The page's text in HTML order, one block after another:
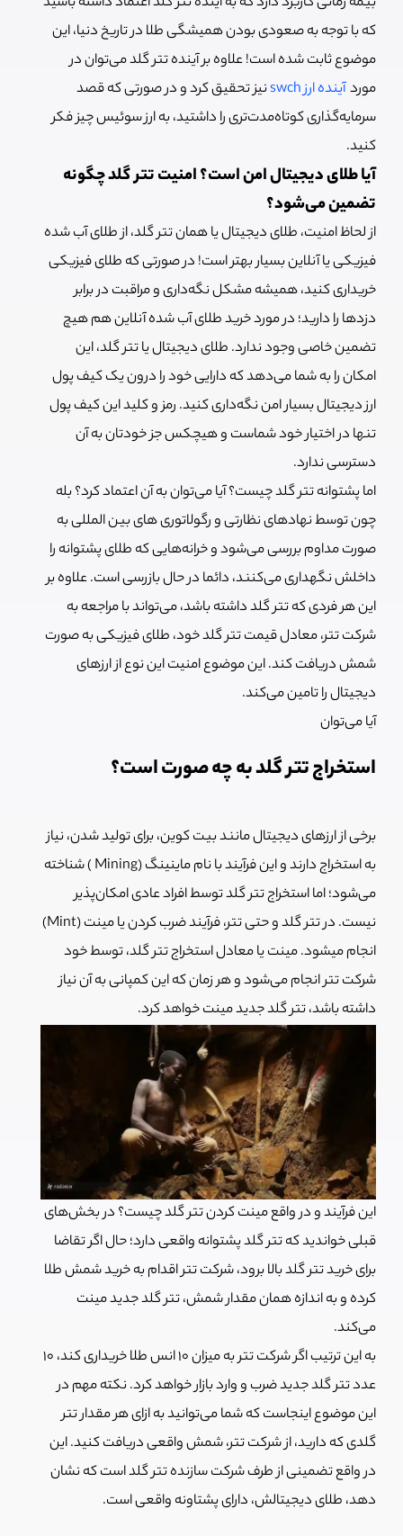
که با توجه به صعودی بودن همیشگی طلا در تاریخ دنیا، این
موضوع ثابت شده است! علاوه بر آینده تتر گلد می‌توان در
موردآینده ارز swch
نیز تحقیق کرد و در صورتی که قصد
سرمایه‌گذاری کوتاه‌مدت‌تری را داشتید، به ارز سوئیس چیز فکر
کنید.
آیا طلای دیجیتال امن است؟ امنیت تتر گلد چگونه
تضمین می‌شود؟
از لحاظ امنیت، طلای دیجیتال یا همان تتر گلد، از طلای آب شده
فیزیکی یا آنلاین بسیار بهتر است! در صورتی که طلای فیزیکی
خریداری کنید، همیشه مشکل نگه‌داری و مراقبت در برابر
دزدها را دارید؛ در مورد خرید طلای آب شده آنلاین هم هیچ
تضمین خاصی وجود ندارد. طلای دیجیتال یا تتر گلد، این
امکان را به شما می‌دهد که دارایی خود را درون یک کیف پول
ارز دیجیتال بسیار امن نگه‌داری کنید. رمز و کلید این کیف پول
تنها در اختیار خود شماست و هیچکس جز خودتان به آن
دسترسی ندارد.
اما پشتوانه تتر گلد چیست؟ آیا می‌توان به آن اعتماد کرد؟ بله
چون توسط نهادهای نظارتی و رگولاتوری های بین المللی به
صورت مداوم بررسی می‌شود و خرانه‌هایی که طلای پشتوانه را
داخلش نگهداری می‌کنند، دائما در حال بازرسی است. علاوه بر
این هر فردی که تتر گلد داشته باشد، می‌تواند با مراجعه به
شرکت تتر، معادل قیمت تتر گلد خود، طلای فیزیکی به صورت
شمش دریافت کند. این موضوع امنیت این نوع از ارزهای
دیجیتال را تامین می‌کند.
آیا می‌توان
استخراج تتر گلد به چه صورت است؟
برخی از ارزهای دیجیتال مانند بیت کوین، برای تولید شدن، نیاز
به استخراج دارند و این فرآیند با نام ماینینگ (Mining ) شناخته
می‌شود؛ اما استخراج تتر گلد توسط افراد عادی امکان‌پذیر
نیست. در تتر گلد و حتی تتر، فرآیند ضرب کردن یا مینت (Mint)
انجام می‎شود. مینت یا معادل استخراج تتر گلد، توسط خود
شرکت تتر انجام می‌شود و هر زمان که این کمپانی به آن نیاز
داشته باشد، تتر گلد جدید مینت خواهد کرد.
این فرآیند و در واقع مینت کردن تتر گلد چیست؟ در بخش‌های
قبلی خواندید که تتر گلد پشتوانه واقعی دارد؛ حال اگر تقاضا
برای خرید تتر گلد بالا برود، شرکت تتر اقدام به خرید شمش طلا
کرده و به اندازه همان مقدار شمش، تتر گلد جدید مینت
می‌کند.
به این ترتیب اگر شرکت تتر به میزان 10 انس طلا خریداری کند، 10
عدد تتر گلد جدید ضرب و وارد بازار خواهد کرد. نکته مهم در
این موضوع اینجاست که شما می‌توانید به ازای هر مقدار تتر
گلدی که دارید، از شرکت تتر، شمش واقعی دریافت کنید. این
در واقع تضمینی از طرف شرکت سازنده تتر گلد است که نشان
دهد، طلای دیجیتالش، دارای پشتاونه واقعی است.